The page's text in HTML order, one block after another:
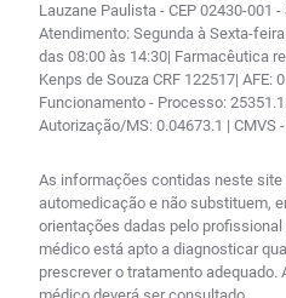
Lauzane Paulista - CEP 02430-001
Atendimento: Segunda à Sexta-
das 08:00 às 14:30| Farmacêutica
Kenps de Souza CRF 122517| AFE:
Funcionamento - Processo:
Autorização/MS: 0.04673.1 | CMVS
As informações contidas neste site
automedicação e não substituem,
orientações dadas pelo
médico está apto a diagnosticar
prescrever o tratamento